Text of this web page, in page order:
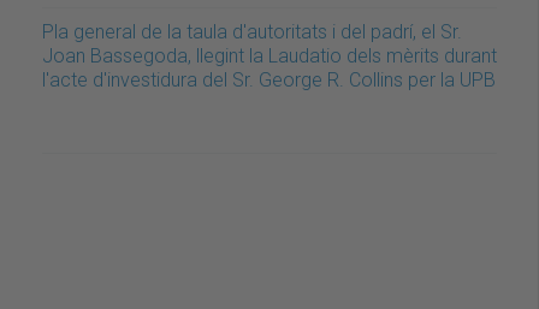
Pla general de la taula d'autoritats i del padrí, el Sr.
Joan Bassegoda, llegint la Laudatio dels mèrits durant
l'acte d'investidura del Sr. George R. Collins per la UPB